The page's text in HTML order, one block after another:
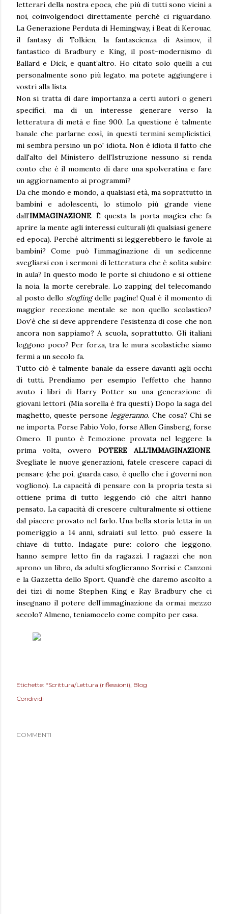
letterari della nostra epoca, che più di tutti sono vicini a
noi, coinvolgendoci direttamente perché ci riguardano.
La Generazione Perduta di Hemingway, i Beat di Kerouac,
il fantasy di Tolkien, la fantascienza di Asimov, il
fantastico di Bradbury e King, il post-modernismo di
Ballard e Dick, e quant’altro. Ho citato solo quelli a cui
personalmente sono più legato, ma potete aggiungere i
vostri alla lista.
Non si tratta di dare importanza a certi autori o generi
specifici, ma di un interesse generare verso la
letteratura di metà e fine 900. La questione è talmente
banale che parlarne così, in questi termini semplicistici,
mi sembra persino un po' idiota. Non è idiota il fatto che
dall'alto del Ministero dell'Istruzione nessuno si renda
conto che è il momento di dare una spolveratina e fare
un aggiornamento ai programmi?
Da che mondo e mondo, a qualsiasi età, ma soprattutto in
bambini e adolescenti, lo stimolo più grande viene
dall’IMMAGINAZIONE. È questa la porta magica che fa
aprire la mente agli interessi culturali (di qualsiasi genere
ed epoca). Perché altrimenti si leggerebbero le favole ai
bambini? Come può l’immaginazione di un sedicenne
svegliarsi con i sermoni di letteratura che è solita subire
in aula? In questo modo le porte si chiudono e si ottiene
la noia, la morte cerebrale. Lo zapping del telecomando
al posto dello sfoglingdelle pagine! Qual è il momento di
maggior recezione mentale se non quello scolastico?
Dov'è che si deve apprendere l'esistenza di cose che non
ancora non sappiamo? A scuola, soprattutto. Gli italiani
leggono poco? Per forza, tra le mura scolastiche siamo
fermi a un secolo fa.
Tutto ciò è talmente banale da essere davanti agli occhi
di tutti. Prendiamo per esempio l’effetto che hanno
avuto i libri di Harry Potter su una generazione di
giovani lettori. (Mia sorella è fra questi.) Dopo la saga del
maghetto, queste personeleggeranno. Che cosa? Chi se
ne importa. Forse Fabio Volo, forse Allen Ginsberg, forse
Omero. Il punto è l'emozione provata nel leggere la
prima volta, ovvero POTERE ALL'IMMAGINAZIONE.
Svegliate le nuove generazioni, fatele crescere capaci di
pensare (che poi, guarda caso, è quello che i governi non
vogliono). La capacità di pensare con la propria testa si
ottiene prima di tutto leggendo ciò che altri hanno
pensato. La capacità di crescere culturalmente si ottiene
dal piacere provato nel farlo. Una bella storia letta in un
pomeriggio a 14 anni, sdraiati sul letto, può essere la
chiave di tutto. Indagate pure: coloro che leggono,
hanno sempre letto fin da ragazzi. I ragazzi che non
aprono un libro, da adulti sfoglieranno Sorrisi e Canzoni
e la Gazzetta dello Sport. Quand'è che daremo ascolto a
dei tizi di nome Stephen King e Ray Bradbury che ci
insegnano il potere dell’immaginazione da ormai mezzo
secolo? Almeno, teniamocelo come compito per casa.
Etichette: *Scrittura/Lettura (riflessioni) Blog
Condividi
COMMENTI